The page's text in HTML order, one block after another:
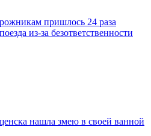
пришлось 24 раза
из-за безответственности
нашла змею в своей ванной